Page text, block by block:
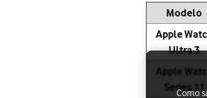
Modelo
Apple
Ultra 3
Apple
Series 11
Como